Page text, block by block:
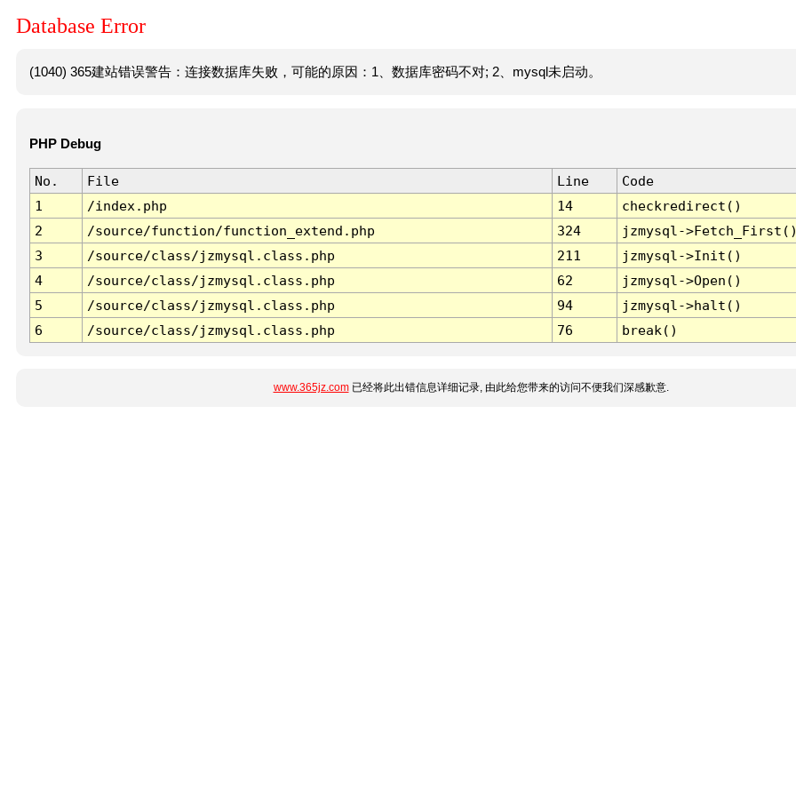
Database Error
(1040) 365建站错误警告：连接数据库失败，可能的原因：1、数据库密码不对; 2、mysql未启动。
PHP Debug
No. File Line
Code
1
/index.php 14
checkredirect()
2
/source/function/function_extend.php 324
jzmysql-
3
/source/class/jzmysql.class.php 211
jzmysql->Init()
4
/source/class/jzmysql.class.php 62
jzmysql->Open()
5
/source/class/jzmysql.class.php 94
jzmysql->halt()
6
/source/class/jzmysql.class.php 76 break()
www.365jz.com已经将此出错信息详细记录, 由此给您带来的访问不便我们深感歉意.